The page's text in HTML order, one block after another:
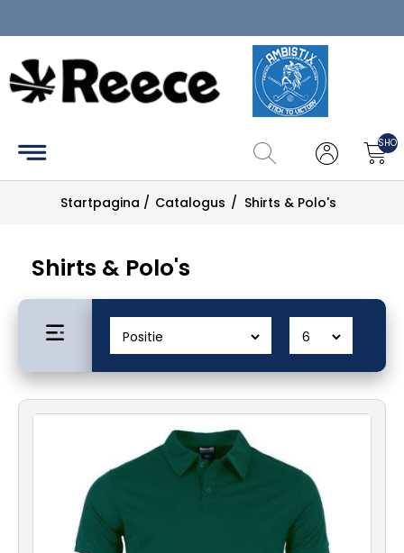
Home
Clubkledij
Catalogus
Maattabel
Zoek
Mijn
account
Contact
Startpagina / Catalogus / Shirts & Polo's
Shirts & Polo's